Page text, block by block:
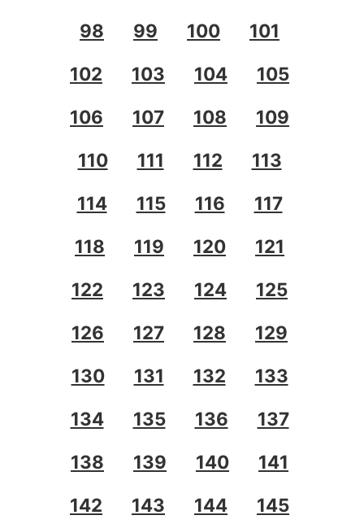
98
99 100
101
102
103 104
105
106
107 108
109
110
111 112
113
114
115 116
117
118
119 120
121
122
123 124
125
126
127 128
129
130
131 132
133
134
135 136
137
138
139 140
141
142
143 144 145